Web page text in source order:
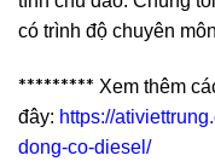
có trình độ chuyên
********* Xem thêm
đây: https://
dong-co-diesel/